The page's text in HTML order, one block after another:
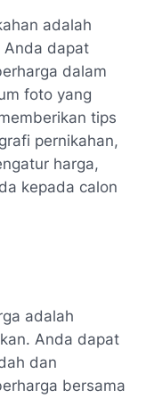
adalah
Anda dapat
dalam
foto yang
tips
pernikahan,
harga,
kepada calon
adalah
Anda dapat
dan
bersama